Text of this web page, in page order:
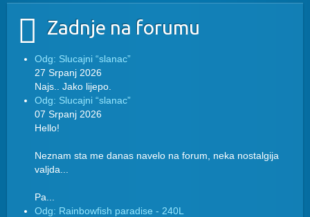
Zadnje na forumu
Odg: Slucajni “slanac”
27 Srpanj 2026
Najs.. Jako lijepo.
Odg: Slucajni “slanac”
07 Srpanj 2026
Hello!
Neznam sta me danas navelo na forum, neka nostalgija
valjda...
Pa...
Odg: Rainbowfish paradise - 240L